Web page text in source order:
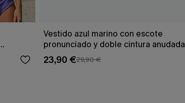
Vestido azul marino con escote
pronunciado y doble cintura anudada
23,90 €29,90 €